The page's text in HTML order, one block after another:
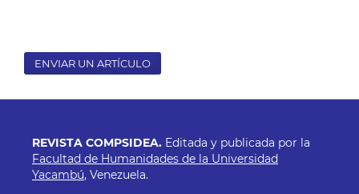
ENVIAR UN ARTÍCULO
REVISTA COMPSIDEA. Editada y publicada por la
Facultad de Humanidades de la Universidad
Yacambú, Venezuela.